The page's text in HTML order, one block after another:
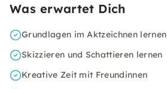
Was erwartet Dich
Grundlagen im Aktzeichnen lernen
Skizzieren und Schattieren lernen
Kreative Zeit mit Freundinnen